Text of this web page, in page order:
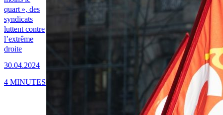
quart », des
syndicats
luttent contre
l’extrême
droite
30.04.2024
4 MINUTES